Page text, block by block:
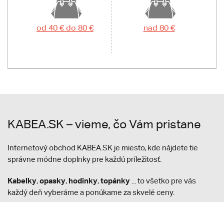
od 40 € do 80 € nad 80 €
KABEA.SK – vieme, čo Vám pristane
Internetový obchod KABEA.SK je miesto, kde nájdete tie
správne módne doplnky pre každú príležitosť.
Kabelky,opasky, hodinky,topánky ... to všetko pre vás
každý deň vyberáme a ponúkame za skvelé ceny.